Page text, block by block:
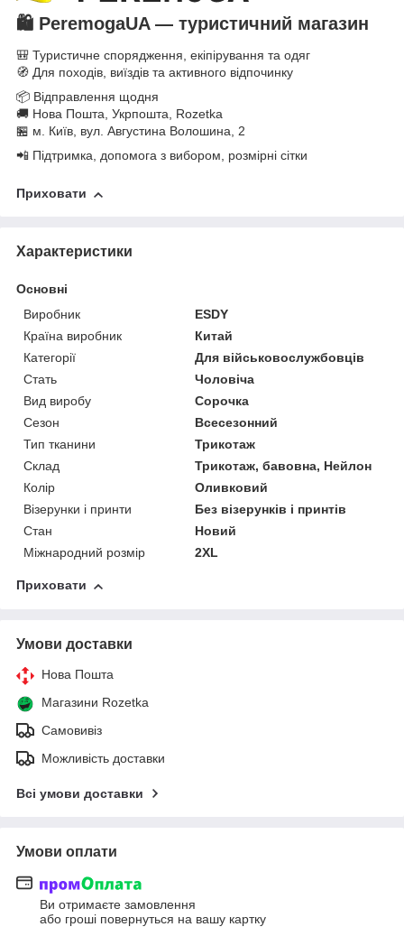
🛍️ PeremogaUA — туристичний магазин
🎒 Туристичне спорядження, екіпірування та одяг
🧭 Для походів, виїздів та активного відпочинку
📦 Відправлення щодня
🚚 Нова Пошта, Укрпошта, Rozetka
🏪 м. Київ, вул. Августина Волошина, 2
📲 Підтримка, допомога з вибором, розмірні сітки
Приховати
Характеристики
Основні
Виробник
ESDY
Країна виробник
Китай
Категорії
Для військовослужбовців
Стать
Чоловіча
Вид виробу
Сорочка
Сезон
Всесезонний
Тип тканини
Трикотаж
Склад
Трикотаж, бавовна, Нейлон
Колір
Оливковий
Візерунки і принти
Без візерунків і принтів
Стан
Новий
Міжнародний розмір
2XL
Приховати
Умови доставки
Нова Пошта
Магазини Rozetka
Самовивіз
Можливість доставки
Всі умови доставки
Умови оплати
Ви отримаєте замовлення
або гроші повернуться на вашу картку